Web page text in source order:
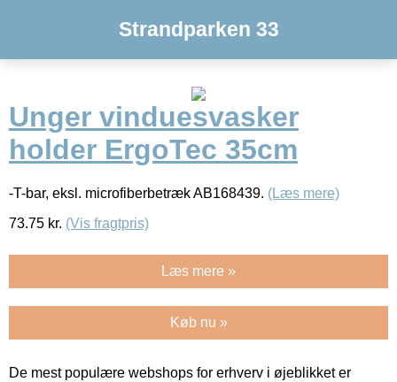
Strandparken 33
Unger vinduesvasker
holder ErgoTec 35cm
-T-bar, eksl. microfiberbetræk AB168439. (Læs mere)
73.75 kr. (Vis fragtpris)
Læs mere »
Køb nu »
De mest populære webshops for erhverv i øjeblikket er